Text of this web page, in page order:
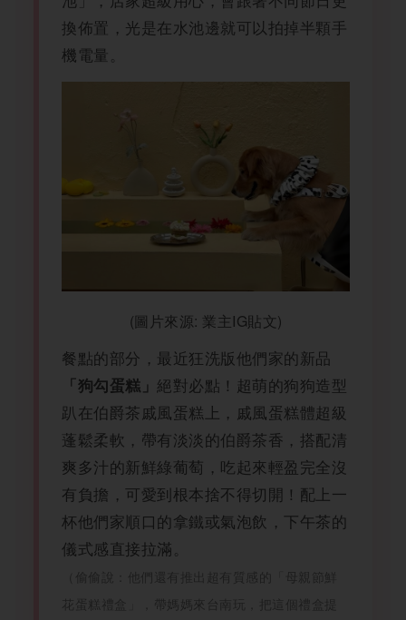
換佈置，光是在水池邊就可以拍掉半顆手
機電量。
(圖片來源: 業主IG貼文)
餐點的部分，最近狂洗版他們家的新品
「狗勾蛋糕」 絕對必點！超萌的狗狗造型
趴在伯爵茶戚風蛋糕上，戚風蛋糕體超級
蓬鬆柔軟，帶有淡淡的伯爵茶香，搭配清
爽多汁的新鮮綠葡萄，吃起來輕盈完全沒
有負擔，可愛到根本捨不得切開！配上一
杯他們家順口的拿鐵或氣泡飲，下午茶的
儀式感直接拉滿。
（偷偷說：他們還有推出超有質感的「母親節鮮
花蛋糕禮盒」，帶媽媽來台南玩，把這個禮盒提